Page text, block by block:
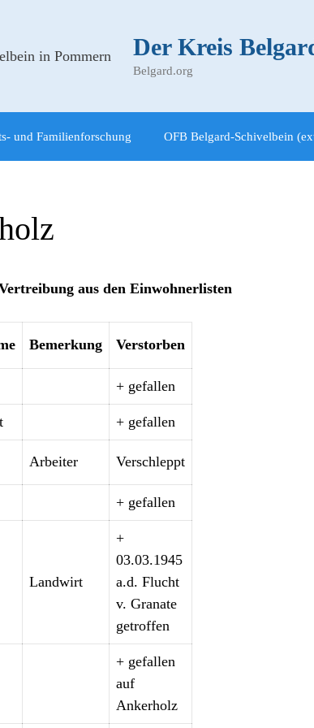
Der Kreis
Belgard.org
und Familienforschung OFB Belgard-Schivelbein
aus den Einwohnerlisten
Bemerkung Verstorben
+ gefallen
+ gefallen
Arbeiter Verschleppt
+ gefallen
Landwirt
+
03.03.1945
a.d. Flucht
v. Granate
getroffen
+ gefallen
auf
Ankerholz